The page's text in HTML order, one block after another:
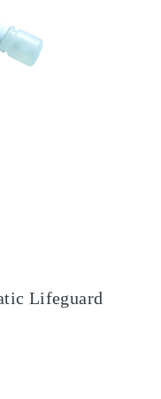
Lifeguard